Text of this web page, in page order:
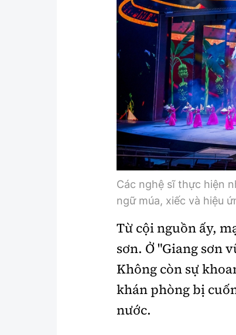
Các nghệ sĩ thực hiện
ngữ múa, xiếc và hiệu
Từ cội nguồn ấy,
sơn. Ở "Giang sơn
Không còn sự
khán phòng bị
nước.